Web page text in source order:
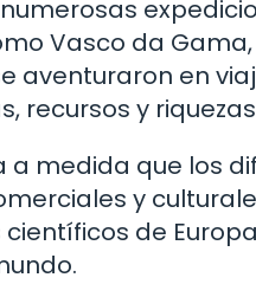
Vasco da
aventuraron en
recursos y
medida que los
y
de